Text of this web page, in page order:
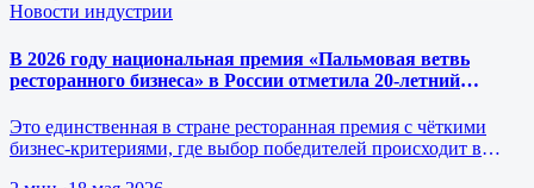
Новости индустрии
В 2026 году национальная премия «Пальмовая ветвь
ресторанного бизнеса» в России отметила 20-летний
Это единственная в стране ресторанная премия с чёткими
бизнес-критериями, где выбор победителей происходит в